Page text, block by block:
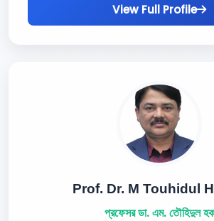
View Full Profile
Prof. Dr. M Touhidul
প্রফেসর ডা. এম. তৌহিদুল হক